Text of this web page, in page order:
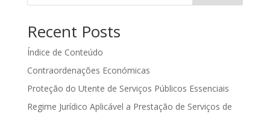
Recent Posts
Índice de Conteúdo
Contraordenações Económicas
Proteção do Utente de Serviços Públicos Essenciais
Regime Jurídico Aplicável a Prestação de Serviços de